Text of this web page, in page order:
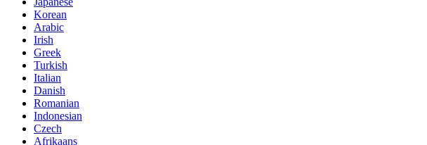
Korean
Arabic
Irish
Greek
Turkish
Italian
Danish
Romanian
Indonesian
Czech
Afrikaans